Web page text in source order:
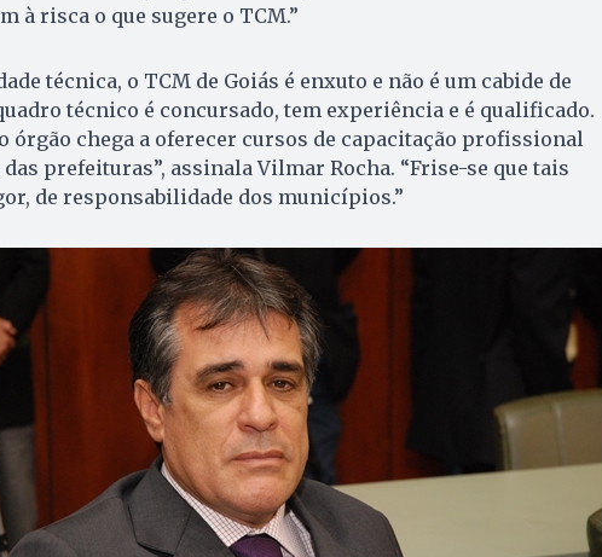
à risca o que sugere o TCM.”
técnica, o TCM de Goiás é enxuto e não é um cabide de
técnico é concursado, tem experiência e é qualificado.
órgão chega a oferecer cursos de capacitação profissional
prefeituras”, assinala Vilmar Rocha. “Frise-se que tais
de responsabilidade dos municípios.”